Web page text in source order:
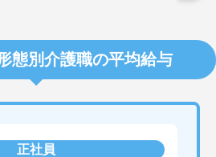
態別介護職の平均給与
正社員